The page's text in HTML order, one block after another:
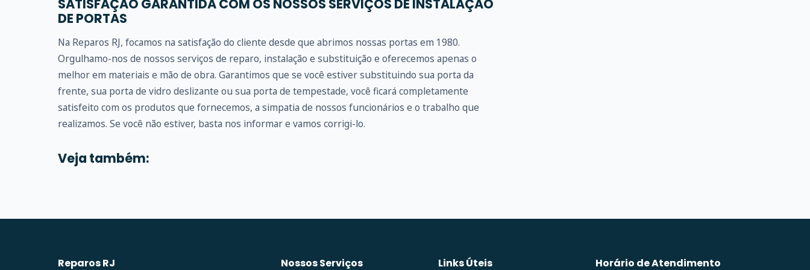
SATISFAÇÃO GARANTIDA COM OS NOSSOS SERVIÇOS DE INSTALAÇÃO
DE PORTAS
Na Reparos RJ, focamos na satisfação do cliente desde que abrimos nossas portas em 1980.
Orgulhamo-nos de nossos serviços de reparo, instalação e substituição e oferecemos apenas o
melhor em materiais e mão de obra. Garantimos que se você estiver substituindo sua porta da
frente, sua porta de vidro deslizante ou sua porta de tempestade, você ficará completamente
satisfeito com os produtos que fornecemos, a simpatia de nossos funcionários e o trabalho que
realizamos. Se você não estiver, basta nos informar e vamos corrigi-lo.
Veja também:
Reparos RJ Nossos Serviços Links Úteis Horário de Atendimento